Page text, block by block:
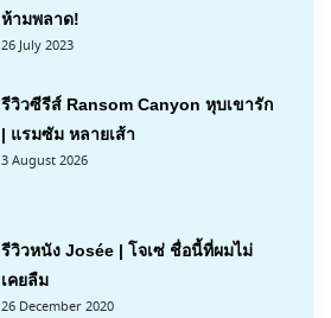
ห้ามพลาด!
26 July 2023
รีวิวซีรีส์ Ransom Canyon หุบเขารัก
| แรมซัม หลายเส้า
3 August 2026
รีวิวหนัง Josée | โจเซ่ ชื่อนี้ที่ผมไม่
เคยลืม
26 December 2020